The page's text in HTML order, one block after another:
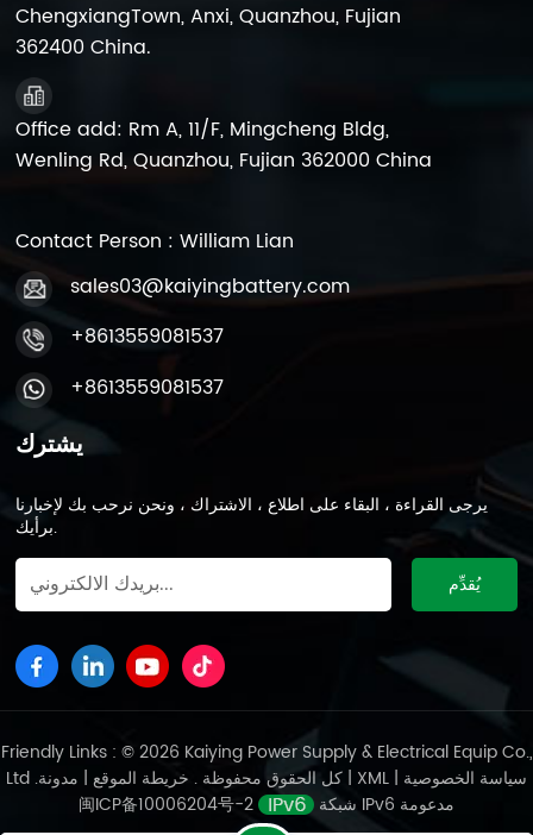
ChengxiangTown, Anxi, Quanzhou, Fujian
362400 China.
Office add: Rm A, 11/F, Mingcheng Bldg,
Wenling Rd, Quanzhou, Fujian 362000 China
Contact Person : William Lian
sales03@kaiyingbattery.com
+8613559081537
+8613559081537
يشترك
يرجى القراءة ، البقاء على اطلاع ، الاشتراك ، ونحن نرحب بك لإخبارنا
برأيك.
Friendly Links : © 2026 Kaiying Power Supply & Electrical Equip Co.,
Ltd .كل الحقوق محفوظة . خريطة الموقع | | XML | سياسة الخصوصية
闽ICP备10006204号-2
شبكة IPv6 مدعومة